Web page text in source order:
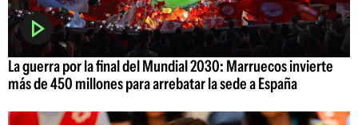
La guerra por la final del Mundial 2030: Marruecos invierte
más de 450 millones para arrebatar la sede a España